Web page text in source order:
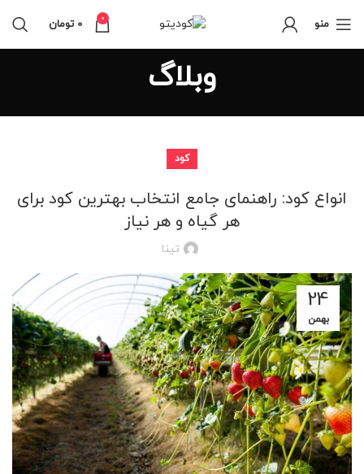
منو 0
0 تومان
وبلاگ
کود
انواع کود: راهنمای جامع انتخاب بهترین کود برای
هر گیاه و هر نیاز
تینا
24
بهمن